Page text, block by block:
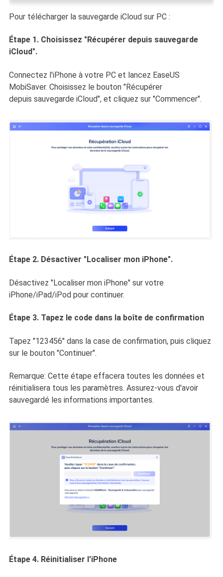
Pour télécharger la sauvegarde iCloud sur PC :
Étape 1. Choisissez "Récupérer depuis sauvegarde
iCloud".
Connectez l'iPhone à votre PC et lancez EaseUS
MobiSaver. Choisissez le bouton "Récupérer
depuis sauvegarde iCloud", et cliquez sur "Commencer".
Étape 2. Désactiver "Localiser mon iPhone".
Désactivez "Localiser mon iPhone" sur votre
iPhone/iPad/iPod pour continuer.
Étape 3. Tapez le code dans la boîte de confirmation
Tapez "123456" dans la case de confirmation, puis cliquez
sur le bouton "Continuer".
Remarque: Cette étape effacera toutes les données et
réinitialisera tous les paramètres. Assurez-vous d'avoir
sauvegardé les informations importantes.
Étape 4. Réinitialiser l'iPhone